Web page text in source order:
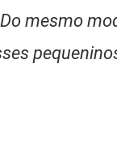
mesmo